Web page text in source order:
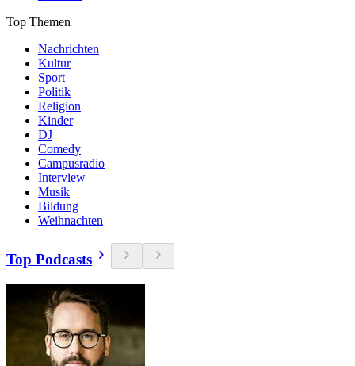
Top Themen
Nachrichten
Kultur
Sport
Politik
Religion
Kinder
DJ
Comedy
Campusradio
Interview
Musik
Bildung
Weihnachten
Top Podcasts